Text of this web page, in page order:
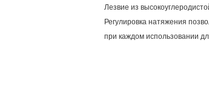
Лезвие из
Регулировка натяжения
при каждом использовании